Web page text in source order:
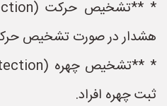
هشدار در صورت تشخیص
ثبت چهره افراد.